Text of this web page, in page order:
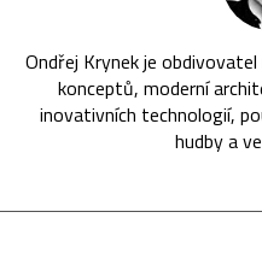
Ondřej Krynek je
konceptů, moderní
inovativních technologií,
hudby a